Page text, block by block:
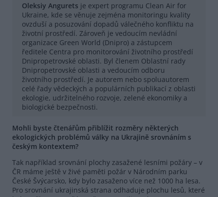
Oleksiy Angurets je expert programu Clean Air for
Ukraine, kde se věnuje zejména monitoringu kvality
ovzduší a posuzování dopadů válečného konfliktu na
životní prostředí. Zároveň je vedoucím nevládní
organizace Green World (Dnipro) a zástupcem
ředitele Centra pro monitorování životního prostředí
Dnipropetrovské oblasti. Byl členem Oblastní rady
Dnipropetrovské oblasti a vedoucím odboru
životního prostředí. Je autorem nebo spoluautorem
celé řady vědeckých a populárních publikací z oblasti
ekologie, udržitelného rozvoje, zelené ekonomiky a
biologické bezpečnosti.
Mohli byste čtenářům přiblížit rozměry některých
ekologických problémů války na Ukrajině srovnáním s
českým kontextem?
Tak například srovnání plochy zasažené lesními požáry – v
ČR máme ještě v živé paměti požár v Národním parku
České Švýcarsko, kdy bylo zasaženo více než 1000 ha lesa.
Pro srovnání ukrajinská strana odhaduje plochu lesů, které